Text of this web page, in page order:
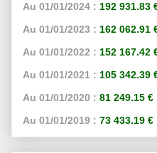
Au 01/01/2024 : 192 931.83
Au 01/01/2023 : 162 062.91
Au 01/01/2022 : 152 167.42
Au 01/01/2021 : 105 342.39
Au 01/01/2020 : 81 249.15 €
Au 01/01/2019 : 73 433.19 €